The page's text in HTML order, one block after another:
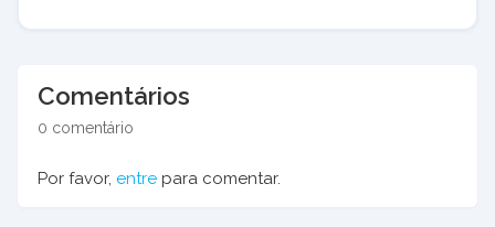
Comentários
0 comentário
Por favor, entre para comentar.